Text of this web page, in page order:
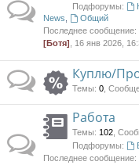
Подфорумы:
News
Общий
Последнее сообщение:
[Ботя] , 16 янв 2026,
Куплю/
Темы: 0
Работа
Темы: 102
Подфорумы:
Последнее сообщение: